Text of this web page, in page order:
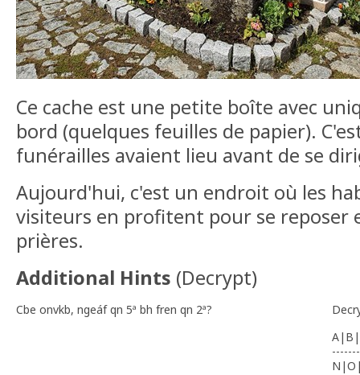
Ce cache est une petite boîte avec
bord (quelques feuilles de papier).
funérailles avaient lieu avant de se
Aujourd'hui, c'est un endroit où les
visiteurs en profitent pour se reposer
prières.
Additional Hints (Decrypt)
Cbe onvkb, ngeáf qn 5ª bh fren qn 2ª?